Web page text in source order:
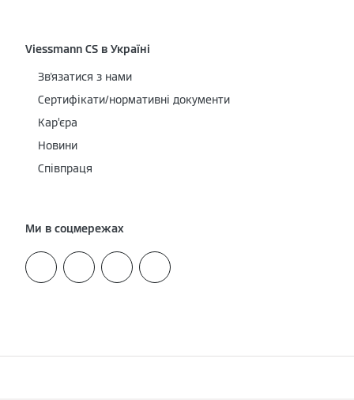
Viessmann CS в Україні
Зв'язатися з нами
Сертифікати/нормативні документи
Кар’єра
Новини
Співпраця
Ми в соцмережах